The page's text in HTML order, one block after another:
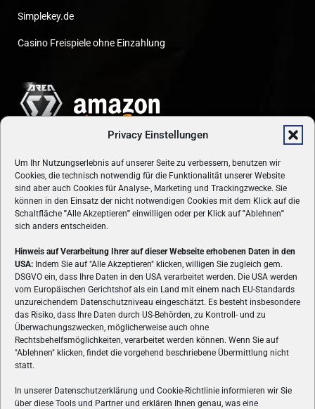
Privacy Einstellungen
Um Ihr Nutzungserlebnis auf unserer Seite zu verbessern, benutzen wir
Cookies, die technisch notwendig für die Funktionalität unserer Website
sind aber auch Cookies für Analyse-, Marketing und Trackingzwecke. Sie
können in den Einsatz der nicht notwendigen Cookies mit dem Klick auf die
Schaltfläche "Alle Akzeptieren" einwilligen oder per Klick auf"Ablehnen"
sich anders entscheiden.
Hinweis auf Verarbeitung Ihrer auf dieser Webseite erhobenen Daten in den
USA: Indem Sie auf "Alle Akzeptieren" klicken, willigen Sie zugleich gem.
DSGVO ein, dass Ihre Daten in den USA verarbeitet werden. Die USA werden
vom Europäischen Gerichtshof als ein Land mit einem nach EU-Standards
unzureichendem Datenschutzniveau eingeschätzt. Es besteht insbesondere
das Risiko, dass Ihre Daten durch US-Behörden, zu Kontroll- und zu
Überwachungszwecken, möglicherweise auch ohne
Rechtsbehelfsmöglichkeiten, verarbeitet werden können. Wenn Sie auf
"Ablehnen" klicken, findet die vorgehend beschriebene Übermittlung nicht
statt.
In unserer Datenschutzerklärung und Cookie-Richtlinie informieren wir Sie
über diese Tools und Partner und erklären Ihnen genau, was eine
Simplekey.de
Casino Freispiele ohne Einzahlung
ÜBER UNS
VON GAMERN, FÜR GAMER! Gamers.at ist das älteste Online-
Spielemagazin Österreichs und bringt täglich aktuelle News,
Reviews und Videos zu PC- und Konsolenspielen, Gaming-
Hardware und aus der Welt des e-Sport's.